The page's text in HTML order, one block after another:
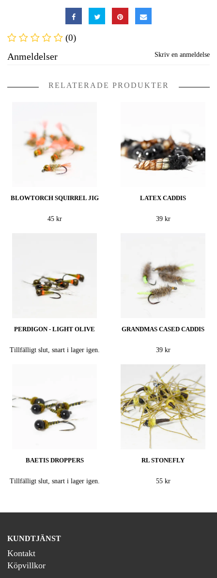
(0)
Anmeldelser Skriv en anmeldelse
RELATERADE PRODUKTER
BLOWTORCH SQUIRREL JIG
45 kr
LATEX CADDIS
39 kr
PERDIGON - LIGHT OLIVE
Tillfälligt slut, snart i lager igen.
GRANDMAS CASED CADDIS
39 kr
BAETIS DROPPERS
Tillfälligt slut, snart i lager igen.
RL STONEFLY
55 kr
KUNDTJÄNST
Kontakt
Köpvillkor